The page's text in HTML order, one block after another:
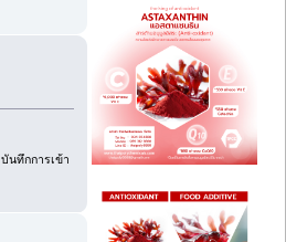
บันทึกการเข้า